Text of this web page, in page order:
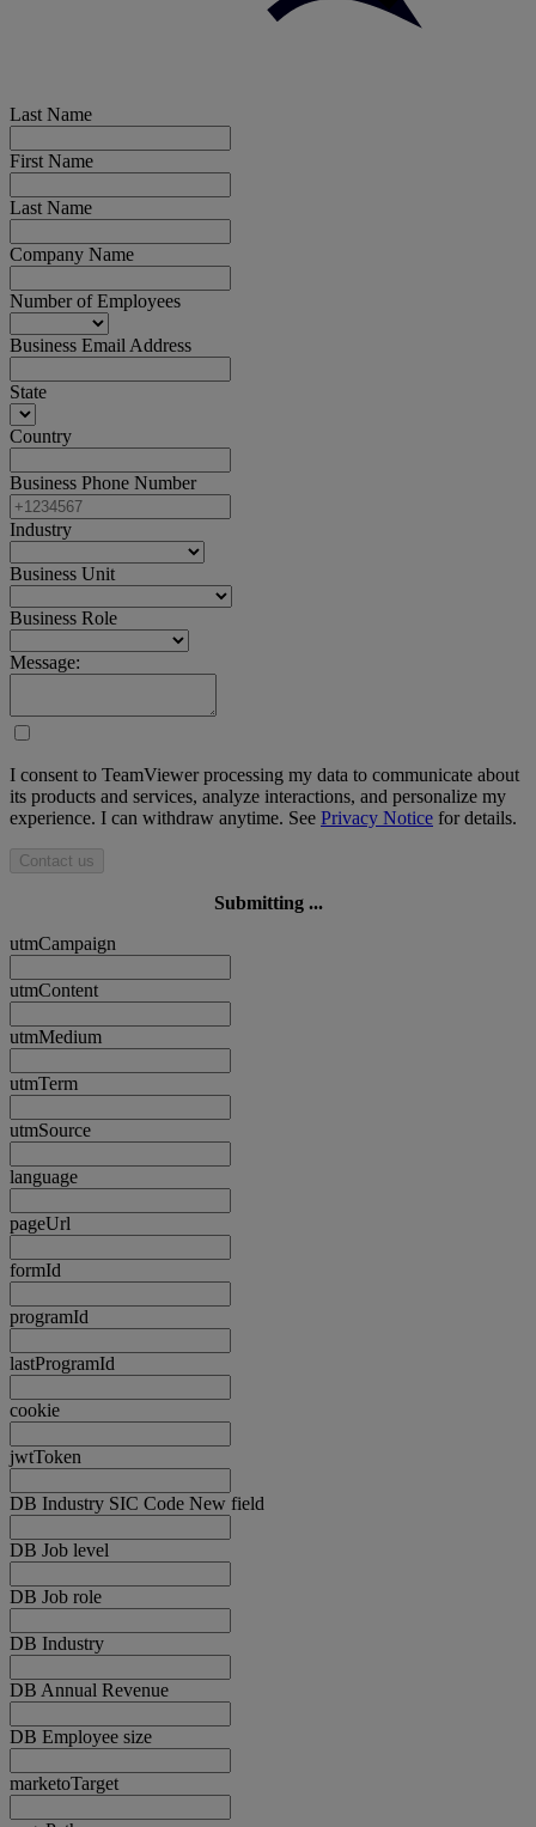
Last Name
First Name
Last Name
Company Name
Number of Employees
Business Email Address
State
Country
Business Phone Number
Industry
Business Unit
Business Role
Message:
I consent to TeamViewer processing my data to communicate about
its products and services, analyze interactions, and personalize my
experience. I can withdraw anytime. See Privacy Notice for details.
Contact us
Submitting ...
utmCampaign
utmContent
utmMedium
utmTerm
utmSource
language
pageUrl
formId
programId
lastProgramId
cookie
jwtToken
DB Industry SIC Code New field
DB Job level
DB Job role
DB Industry
DB Annual Revenue
DB Employee size
marketoTarget